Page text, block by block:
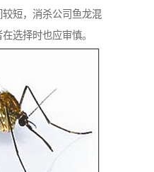
短，消杀公司鱼龙混
选择时也应审慎。